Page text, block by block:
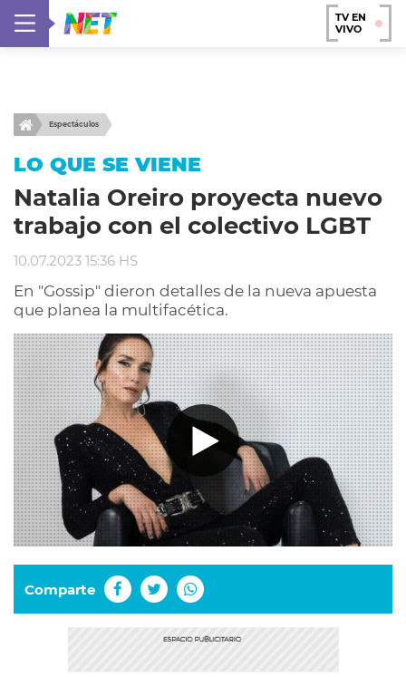
TV EN
VIVO
Espectáculos
LO QUE SE VIENE
Natalia Oreiro proyecta nuevo
trabajo con el colectivo LGBT
10.07.2023 15:36 HS
En "Gossip" dieron detalles de la nueva apuesta
que planea la multifacética.
Comparte